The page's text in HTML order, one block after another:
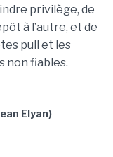
privilège, de
à l’autre, et de
pull et les
non fiables.
Elyan)